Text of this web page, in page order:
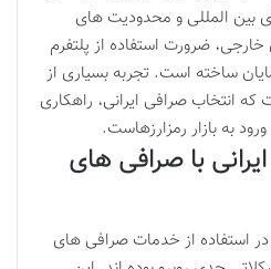
المللی و محدودیت های
ضرورت استفاده از پلتفرم
ساخته است. تجربه بسیاری از
انتخاب صرافی ایرانی، راهکاری
به بازار رمزارزهاست.
با صرافی های
استفاده از خدمات صرافی های